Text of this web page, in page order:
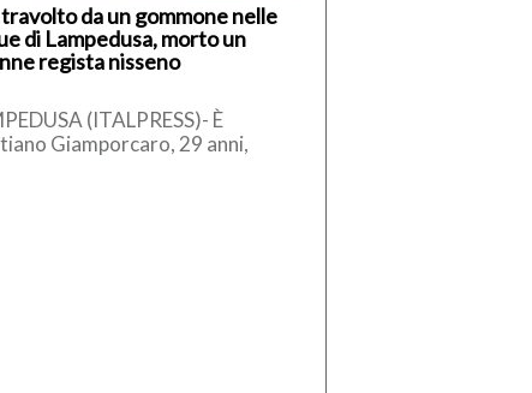
travolto da un gommone nelle
di Lampedusa, morto un
regista nisseno
(ITALPRESS)- È
Giamporcaro, 29 anni,